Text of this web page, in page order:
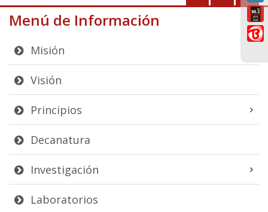
Menú de Información
Misión
Visión
Principios
Decanatura
Investigación
Laboratorios